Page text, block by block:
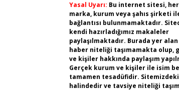
Yasal Uyarı: Bu internet sitesi,
marka, kurum veya şahıs şirketi
bağlantısı bulunmamaktadır.
kendi hazırladığımız makaleler
paylaşılmaktadır. Burada yer
haber niteliği taşımamakta olup,
ve kişiler hakkında paylaşım
Gerçek kurum ve kişiler ile isim
tamamen tesadüfidir.
halindedir ve tavsiye niteliği